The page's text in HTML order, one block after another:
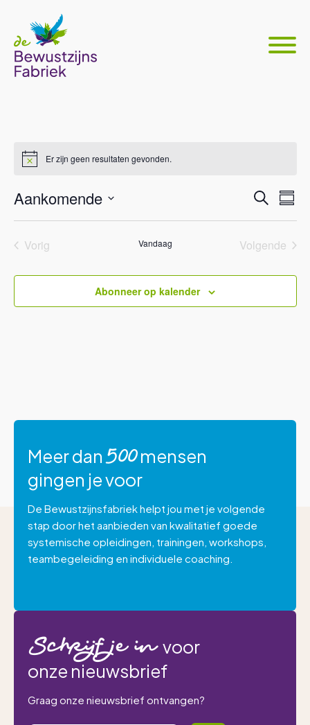
Er zijn geen resultaten gevonden.
en
Zoeken
Aankomende
Selecteer
Vorig
Vandaag
Volgende
Abonneer op kalender
Meer dan 500mensen
gingen je voor
De Bewustzijnsfabriek helpt jou met je volgende
stap door het aanbieden van kwalitatief goede
systemische opleidingen, trainingen, workshops,
teambegeleiding en individuele coaching.
Schrijf je invoor
onze nieuwsbrief
Graag onze nieuwsbrief ontvangen?